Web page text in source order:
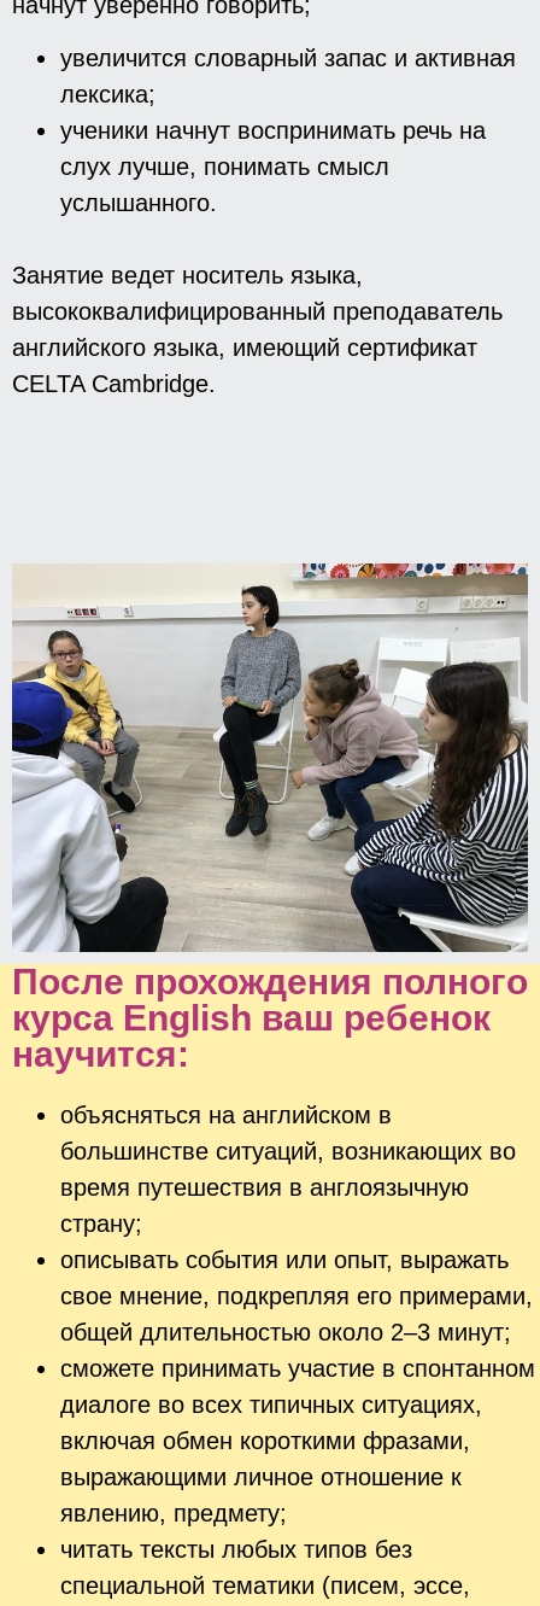
увеличится словарный запас и активная
лексика;
ученики начнут воспринимать речь на
слух лучше, понимать смысл
услышанного.
Занятие ведет носитель языка,
высококвалифицированный преподаватель
английского языка, имеющий сертификат
CELTA Cambridge.
После прохождения полного
курса English ваш ребенок
научится:
объясняться на английском в
большинстве ситуаций, возникающих во
время путешествия в англоязычную
страну;
описывать события или опыт, выражать
свое мнение, подкрепляя его примерами,
общей длительностью около 2–3 минут;
сможете принимать участие в спонтанном
диалоге во всех типичных ситуациях,
включая обмен короткими фразами,
выражающими личное отношение к
явлению, предмету;
читать тексты любых типов без
специальной тематики (писем, эссе,